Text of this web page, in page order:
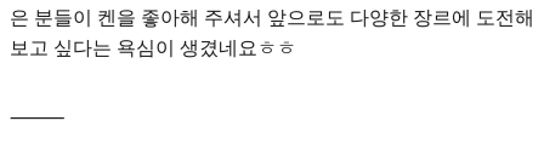
은 분들이 켄을 좋아해 주셔서 앞으로도 다양한 장르에 도전해
보고 싶다는 욕심이 생겼네요ㅎㅎ
⸻